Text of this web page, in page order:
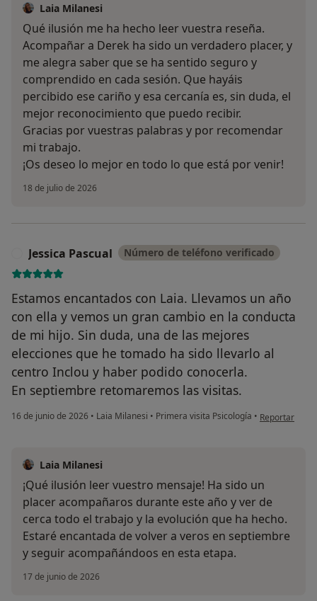
Laia Milanesi
Qué ilusión me ha hecho leer vuestra reseña.
Acompañar a Derek ha sido un verdadero placer, y
me alegra saber que se ha sentido seguro y
comprendido en cada sesión. Que hayáis
percibido ese cariño y esa cercanía es, sin duda, el
mejor reconocimiento que puedo recibir.
Gracias por vuestras palabras y por recomendar
mi trabajo.
¡Os deseo lo mejor en todo lo que está por venir!
18 de julio de 2026
Jessica Pascual Número de teléfono verificado
Estamos encantados con Laia. Llevamos un año
con ella y vemos un gran cambio en la conducta
de mi hijo. Sin duda, una de las mejores
elecciones que he tomado ha sido llevarlo al
centro Inclou y haber podido conocerla.
En septiembre retomaremos las visitas.
16 de junio de 2026 • Laia Milanesi • Primera visita Psicología • en opinión del
Reportar
Laia Milanesi
¡Qué ilusión leer vuestro mensaje! Ha sido un
placer acompañaros durante este año y ver de
cerca todo el trabajo y la evolución que ha hecho.
Estaré encantada de volver a veros en septiembre
y seguir acompañándoos en esta etapa.
17 de junio de 2026